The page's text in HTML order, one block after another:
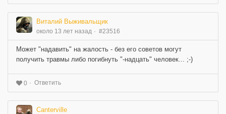
Виталий Выживальщик
около 13 лет назад #23516
Может "надавить" на жалость - без его советов могут
получить травмы либо погибнуть "-надцать" человек... ;-)
0 Ответить
Canterville